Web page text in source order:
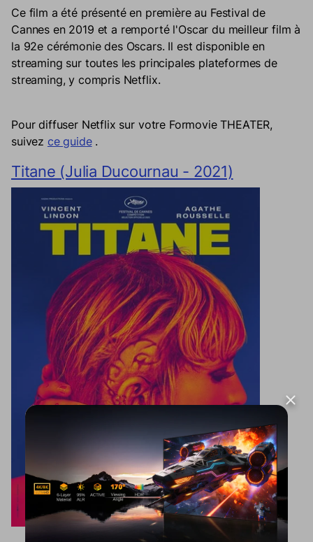
Ce film a été présenté en première au Festival de
Cannes en 2019 et a remporté l'Oscar du meilleur film à
la 92e cérémonie des Oscars. Il est disponible en
streaming sur toutes les principales plateformes de
streaming, y compris Netflix.
Pour diffuser Netflix sur votre Formovie THEATER,
suivez ce guide.
Titane (Julia Ducournau - 2021)